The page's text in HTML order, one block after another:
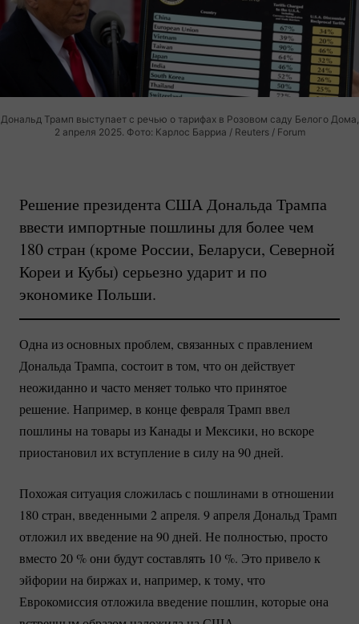
Дональд Трамп выступает с речью о тарифах в Розовом саду Белого Дома,
2 апреля 2025. Фото: Карлос Барриа / Reuters / Forum
Решение президента США Дональда Трампа
ввести импортные пошлины для более чем
180 стран (кроме России, Беларуси, Северной
Кореи и Кубы) серьезно ударит и по
экономике Польши.
Одна из основных проблем, связанных с правлением
Дональда Трампа, состоит в том, что он действует
неожиданно и часто меняет только что принятое
решение. Например, в конце февраля Трамп ввел
пошлины на товары из Канады и Мексики, но вскоре
приостановил их вступление в силу на 90 дней.
Похожая ситуация сложилась с пошлинами в отношении
180 стран, введенными 2 апреля. 9 апреля Дональд Трамп
отложил их введение на 90 дней. Не полностью, просто
вместо20 %они будут составлять 10 %. Это привело к
эйфории на биржах и, например, к тому, что
Еврокомиссия отложила введение пошлин, которые она